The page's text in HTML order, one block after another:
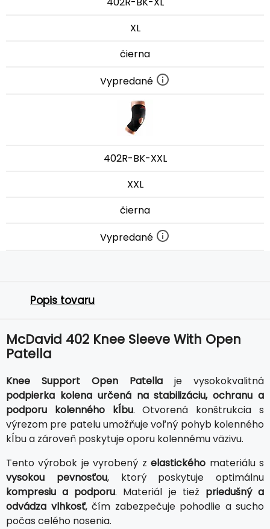
XL
čierna
Vypredané
402R-BK-XXL
XXL
čierna
Vypredané
Popis tovaru
McDavid 402 Knee Sleeve With Open
Patella
Knee Support Open Patella je vysokokvalitná
podpierka kolena určená na stabilizáciu, ochranu a
podporu kolenného kĺbu. Otvorená konštrukcia s
výrezom pre patelu umožňuje voľný pohyb kolenného
kĺbu a zároveň poskytuje oporu kolennému väzivu.
Tento výrobok je vyrobený zelastického materiálu s
vysokou pevnosťou, ktorý poskytuje optimálnu
kompresiu a podporu. Materiál je tiež priedušný a
odvádza vlhkosť, čím zabezpečuje pohodlie a sucho
počas celého nosenia.